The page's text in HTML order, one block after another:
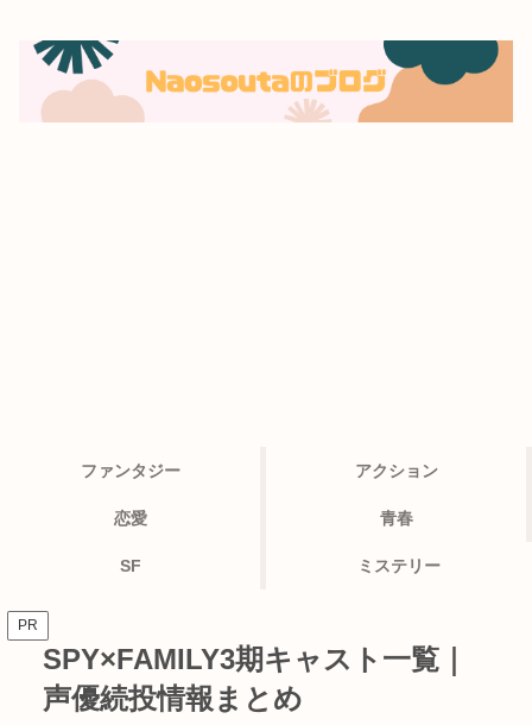
ファンタジー アクション
恋愛 青春
SF ミステリー
PR
SPY×FAMILY3期キャスト一覧｜
声優続投情報まとめ